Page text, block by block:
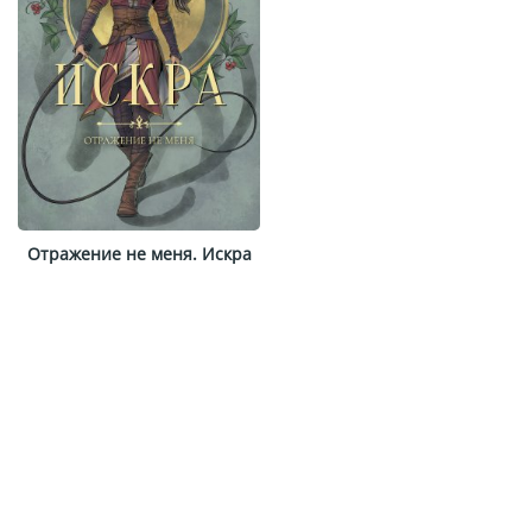
Отражение не меня. Искра